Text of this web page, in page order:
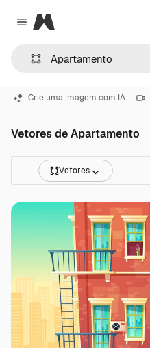
Close menu
Magnific
Crie uma imagem com IA
Vetores de Apartamento
Vetores